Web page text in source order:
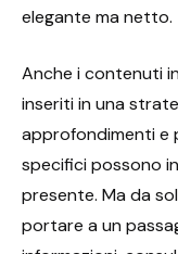
elegante ma netto.
Anche i contenuti
inseriti in una
approfondimenti e
specifici possono
presente. Ma da
portare a un